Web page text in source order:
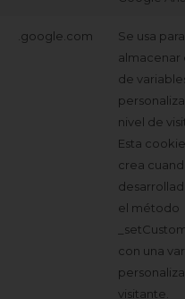
.google.com
Se usa para
almacenar
de
nivel de
Esta
crea
el método
con una
visitante.